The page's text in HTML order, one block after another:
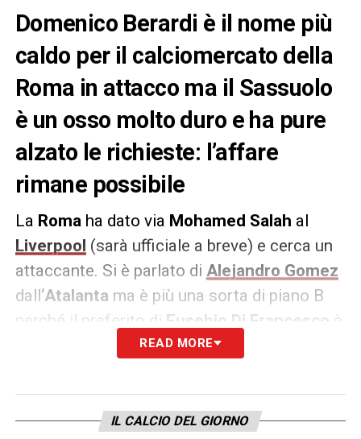
Domenico Berardi è il nome più
caldo per il calciomercato della
Roma in attacco ma il Sassuolo
è un osso molto duro e ha pure
alzato le richieste: l’affare
rimane possibile
La Romaha dato via Mohamed Salah al
Liverpool (sarà ufficiale a breve) e cerca un
attaccante. Si è parlato di Alejandro Gomez
dall ‘Atalanta ma è più una sorta di piano B
perché il preferito di Eusebio Di Francesco
è
Domenico Berardi. Lo ha avuto al
non sono buone. Il Sassuolo infatti ha alzato
la valutazione del giovane e adesso chiede
READ MORE
IL CALCIO DEL GIORNO